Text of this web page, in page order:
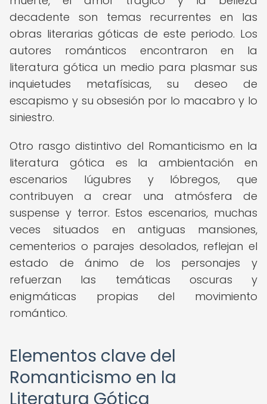
decadente son temas recurrentes en las
obras literarias góticas de este periodo. Los
autores románticos encontraron en la
literatura gótica un medio para plasmar sus
inquietudes metafísicas, su deseo de
escapismo y su obsesión por lo macabro y lo
siniestro.
Otro rasgo distintivo del Romanticismo en la
literatura gótica es la ambientación en
escenarios lúgubres y lóbregos, que
contribuyen a crear una atmósfera de
suspense y terror. Estos escenarios, muchas
veces situados en antiguas mansiones,
cementerios o parajes desolados, reflejan el
estado de ánimo de los personajes y
refuerzan las temáticas oscuras y
enigmáticas propias del movimiento
romántico.
Elementos clave del
Romanticismo en la
Literatura Gótica